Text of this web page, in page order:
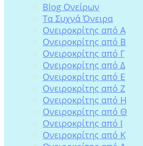
Blog Ονείρων
Tα Συχνά Όνειρα
Ονειροκρίτης από Α
Ονειροκρίτης από Β
Ονειροκρίτης από Γ
Ονειροκρίτης από Δ
Ονειροκρίτης από Ε
Ονειροκρίτης από Ζ
Ονειροκρίτης από Η
Ονειροκρίτης από Θ
Ονειροκρίτης από Ι
Ονειροκρίτης από Κ